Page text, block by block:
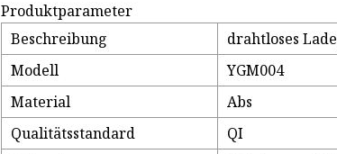
Produktparameter
Beschreibung
drahtloses
Modell
YGM004
Material
Abs
Qualitätsstandard
QI